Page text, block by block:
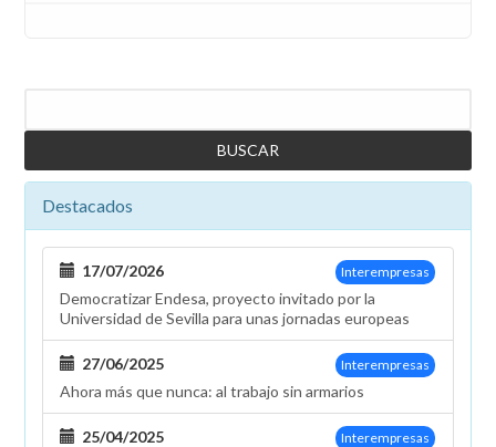
Destacados
Interempresas
17/07/2026
Democratizar Endesa, proyecto invitado por la
Universidad de Sevilla para unas jornadas europeas
Interempresas
27/06/2025
Ahora más que nunca: al trabajo sin armarios
Interempresas
25/04/2025